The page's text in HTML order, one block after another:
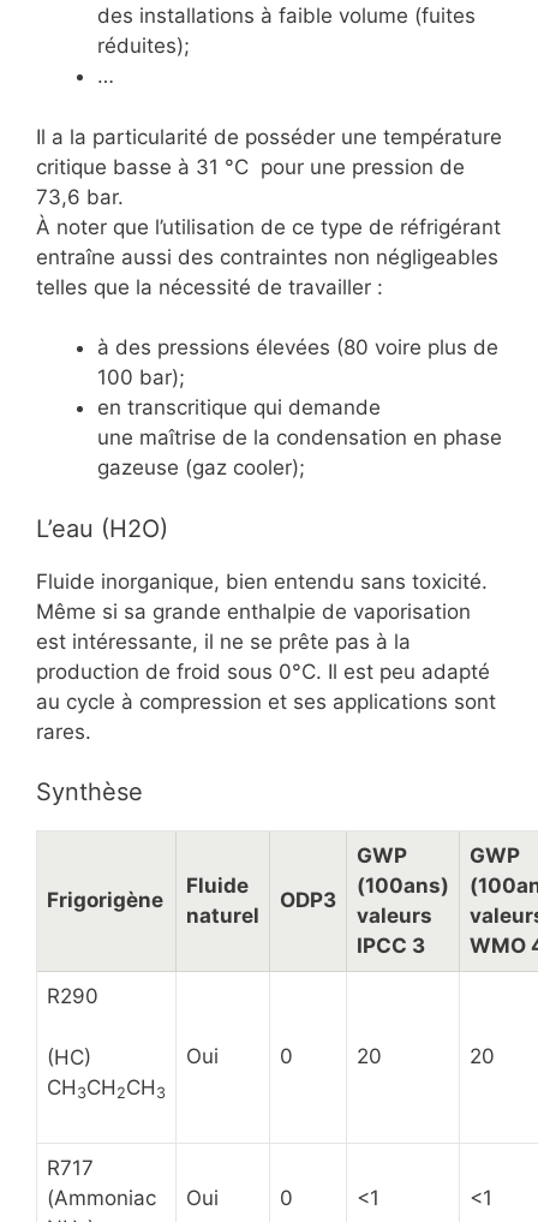
des installations à faible volume (fuites
réduites);
…
Il a la particularité de posséder une température
critique basse à 31 °C pour une pression de
73,6 bar.
À noter que l’utilisation de ce type de réfrigérant
entraîne aussi des contraintes non négligeables
telles que la nécessité de travailler :
à des pressions élevées (80 voire plus de
100 bar);
en transcritique qui demande
une maîtrise de la condensation en phase
gazeuse (gaz cooler);
L’eau (H2O)
Fluide inorganique, bien entendu sans toxicité.
Même si sa grande enthalpie de vaporisation
est intéressante, il ne se prête pas à la
production de froid sous 0°C. Il est peu adapté
au cycle à compression et ses applications sont
rares.
Synthèse
Frigorigène
Fluide
naturel
ODP3
GWP
(100ans)
valeurs
IPCC 3
GWP
WMO
R290
(HC)
CH 3CH 2CH 3
Oui 0 20 20
R717
(Ammoniac
Oui 0 <1 <1